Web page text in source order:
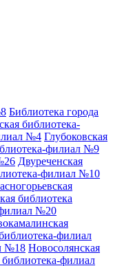
Библиотека города
библиотека-
№4 Глубоковская
филиал №9
Двуреченская
филиал №10
библиотека
№20
филиал
№18 Новосолянская
библиотека-филиал